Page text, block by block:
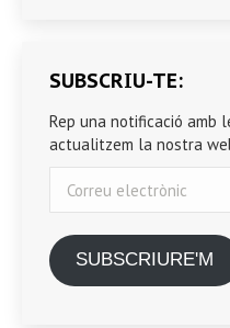
SUBSCRIU-TE:
Rep una notificació amb
actualitzem la nostra
electrònic
SUBSCRIURE'M